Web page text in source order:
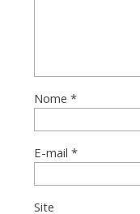
Nome *
E-mail *
Site